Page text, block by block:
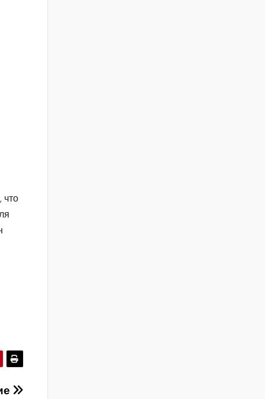
что